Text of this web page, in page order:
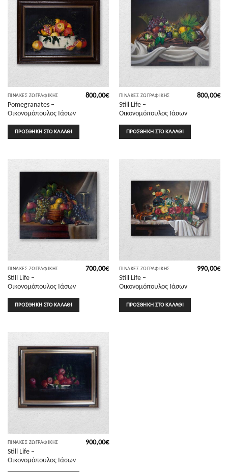
ΠΊΝΑΚΕΣ ΖΩΓΡΑΦΙΚΉΣ
Pomegranates –
Οικονομόπουλος Ιάσων
800,00€
ΠΡΟΣΘΉΚΗ ΣΤΟ ΚΑΛΆΘΙ
ΠΊΝΑΚΕΣ ΖΩΓΡΑΦΙΚΉΣ
Still Life –
Οικονομόπουλος Ιάσων
800,00€
ΠΡΟΣΘΉΚΗ ΣΤΟ ΚΑΛΆΘΙ
ΠΊΝΑΚΕΣ ΖΩΓΡΑΦΙΚΉΣ
Still Life –
Οικονομόπουλος Ιάσων
700,00€
ΠΡΟΣΘΉΚΗ ΣΤΟ ΚΑΛΆΘΙ
ΠΊΝΑΚΕΣ ΖΩΓΡΑΦΙΚΉΣ
Still Life –
Οικονομόπουλος Ιάσων
990,00€
ΠΡΟΣΘΉΚΗ ΣΤΟ ΚΑΛΆΘΙ
ΠΊΝΑΚΕΣ ΖΩΓΡΑΦΙΚΉΣ
Still Life –
Οικονομόπουλος Ιάσων
900,00€